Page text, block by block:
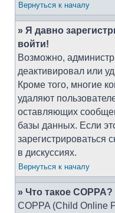
Вернуться к началу
» Я давно
войти!
Возможно,
деактивировал или
Кроме того, многие
удаляют
оставляющих
базы данных. Если
зарегистрироваться
в дискуссиях.
Вернуться к началу
» Что такое COPPA?
COPPA (Child Online